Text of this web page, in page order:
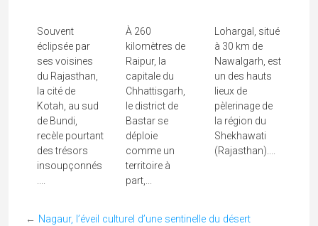
Souvent
éclipsée par
ses voisines
du Rajasthan,
la cité de
Kotah, au sud
de Bundi,
recèle pourtant
des trésors
insoupçonnés
À 260
kilomètres de
Raipur, la
capitale du
Chhattisgarh,
le district de
Bastar se
déploie
comme un
territoire à
part,...
Lohargal, situé
à 30 km de
Nawalgarh, est
un des hauts
lieux de
pèlerinage de
la région du
Shekhawati
(Rajasthan)....
← Nagaur, l’éveil culturel d’une sentinelle du désert